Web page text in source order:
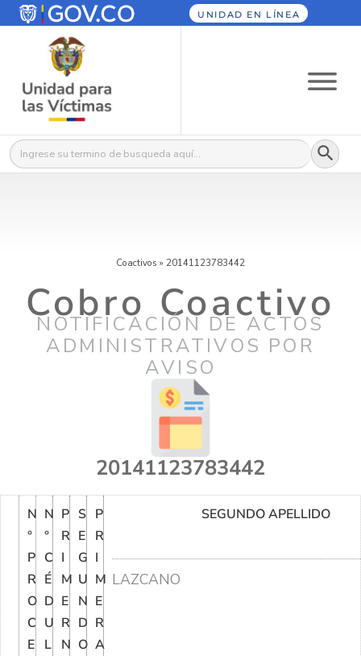
UNIDAD EN LÍNEA
Buscar: Botón
Coactivos » 20141123783442
Cobro Coactivo
NOTIFICACIÓN DE ACTOS
ADMINISTRATIVOS POR
AVISO
20141123783442
N
°
P
R
O
C
E
N
°
C
É
D
U
L
P
R
I
M
E
R
N
S
E
G
U
N
D
O
P
R
I
M
E
R
A
SEGUNDO APELLIDO
LAZCANO